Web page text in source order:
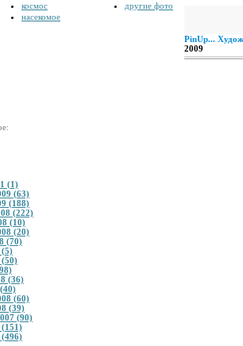
космос
насекомое
другие фото
(1)
(63)
(188)
(222)
(10)
(20)
(70)
(36)
(60)
(39)
(90)
PinUp...
2009